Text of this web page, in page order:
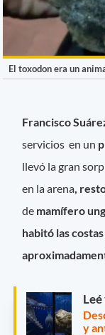
El toxodon era un
Francisco
servicios en un
llevó la gran
en la arena ,
de mamífero
habitó las
y